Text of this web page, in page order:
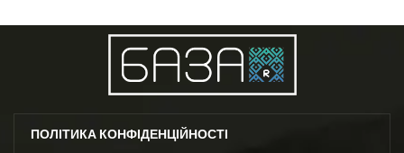
ПОЛІТИКА КОНФІДЕНЦІЙНОСТІ